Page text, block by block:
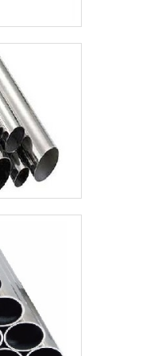
competentes,
de clientes..
produtos e
e excelente
simples,
da
isso que
mais são a
é inovadora
do segmento
foco é entregar
para garantir a
cliente. O time
com vasta
as suas dúvidas
COMPROVADA
Brasil tem
em aço inox. É
confiável,
corte guilhotina